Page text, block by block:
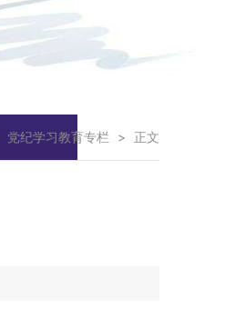
党纪学习教育专栏 > 正文